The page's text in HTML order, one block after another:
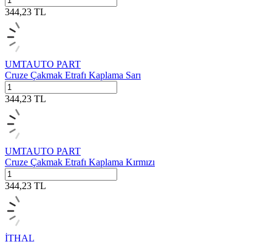
344,23 TL
UMTAUTO PART
Cruze Çakmak Etrafı Kaplama Sarı
344,23 TL
UMTAUTO PART
Cruze Çakmak Etrafı Kaplama Kırmızı
344,23 TL
İTHAL